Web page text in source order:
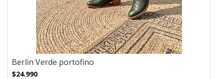
Berlin Verde portofino
$24.990